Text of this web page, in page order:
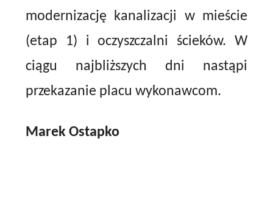
modernizację kanalizacji w mieście
(etap 1) i oczyszczalni ścieków. W
ciągu najbliższych dni nastąpi
przekazanie placu wykonawcom.
Marek Ostapko